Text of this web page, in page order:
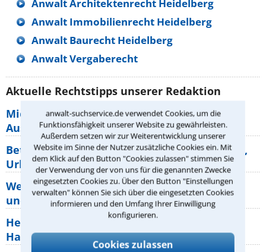
anwalt-suchservice.de verwendet Cookies, um die
Funktionsfähigkeit unserer Website zu gewährleisten.
Außerdem setzen wir zur Weiterentwicklung unserer
Website im Sinne der Nutzer zusätzliche Cookies ein. Mit
dem Klick auf den Button "Cookies zulassen" stimmen Sie
der Verwendung der von uns für die genannten Zwecke
eingesetzten Cookies zu. Über den Button "Einstellungen
verwalten" können Sie sich über die eingesetzten Cookies
informieren und den Umfang Ihrer Einwilligung
konfigurieren.
Cookies zulassen
Anwalt Architektenrecht Heidelberg
Anwalt Immobilienrecht Heidelberg
Anwalt Baurecht Heidelberg
Anwalt Vergaberecht
Aktuelle Rechtstipps unserer Redaktion
Mietpreisbremse 2026: Alle Regeln,
Ausnahmen und Rechte für Mieter
Betriebsausflug: 11 Antworten zu Teilnahme,
Urlaub, Arbeitszeit
Welche Rechte hat der Käufer eines Pferdes
und wie macht man sie
Heizungsaustausch abgesagt: Was müssen
Hauseigentümer jetzt zum Thema